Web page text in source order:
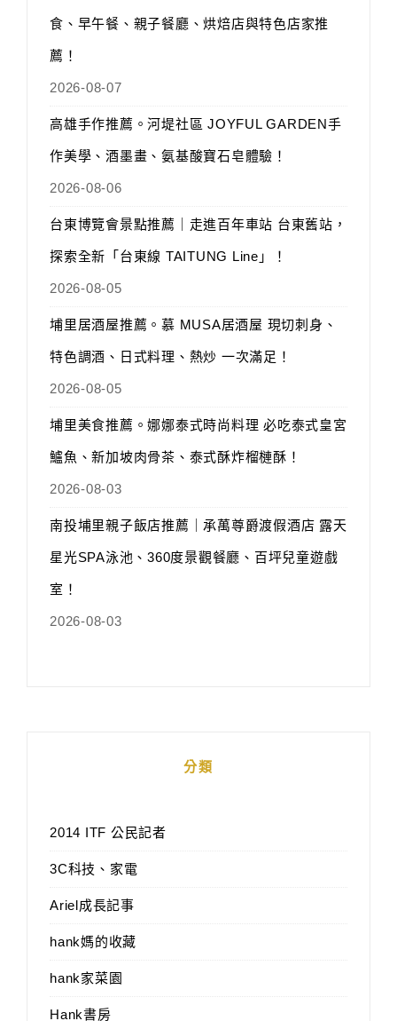
食、早午餐、親子餐廳、烘焙店與特色店家推
薦！
2026-08-07
高雄手作推薦。河堤社區 JOYFUL GARDEN手
作美學、酒墨畫、氨基酸寶石皂體驗！
2026-08-06
台東博覽會景點推薦｜走進百年車站 台東舊站，
探索全新「台東線 TAITUNG Line」！
2026-08-05
埔里居酒屋推薦。慕 MUSA居酒屋 現切刺身、
特色調酒、日式料理、熱炒 一次滿足！
2026-08-05
埔里美食推薦。娜娜泰式時尚料理 必吃泰式皇宮
鱸魚、新加坡肉骨茶、泰式酥炸榴槤酥！
2026-08-03
南投埔里親子飯店推薦｜承萬尊爵渡假酒店 露天
星光SPA泳池、360度景觀餐廳、百坪兒童遊戲
室！
2026-08-03
分類
2014 ITF 公民記者
3C科技、家電
Ariel成長記事
hank媽的收藏
hank家菜園
Hank書房